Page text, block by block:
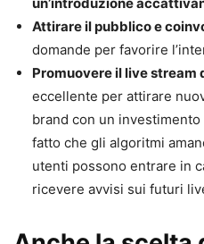
Attirare il pubblico e
domande per favorire
Promuovere il live stream
eccellente per attirare
brand con un
fatto che gli algoritmi
utenti possono entrare in
ricevere avvisi sui futuri